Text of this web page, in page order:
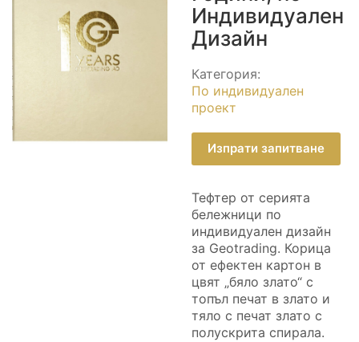
Индивидуален
Дизайн
Категория:
По индивидуален
проект
Изпрати запитване
Тефтер от серията
бележници по
индивидуален дизайн
за Geotrading. Корица
от ефектен картон в
цвят „бяло злато“ с
топъл печат в злато и
тяло с печат злато с
полускрита спирала.